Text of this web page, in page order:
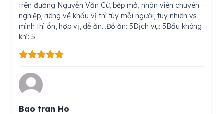
trên đường Nguyễn Văn Cừ, bếp mở, nhân viên chuyên
nghiệp, riêng về khẩu vị thì tùy mỗi người, tuy nhiên vs
mình thì ổn, hợp vị, dễ ăn...Đồ ăn: 5Dịch vụ: 5Bầu không
khí: 5
Bao tran Ho